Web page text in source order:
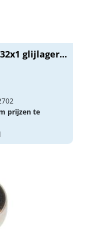
glijlager...
prijzen te